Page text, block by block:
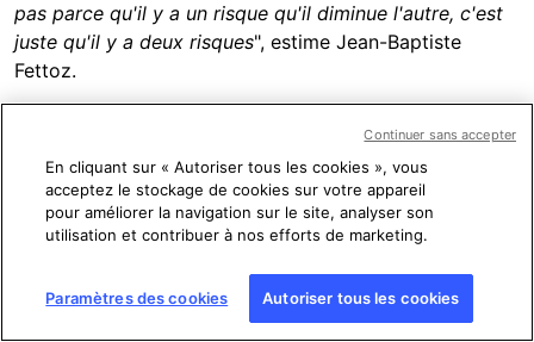
pas parce qu'il y a un risque qu'il diminue l'autre, c'est
juste qu'il y a deux risques", estime Jean-Baptiste
Fettoz.
Comme également déjà détaillé par l'AFP danscette
fiche , la hausse accélérée du niveau des mers en raison
du réchauffement climatique provoqué par l'activité
humaine est très régulièrement remise en cause par les
climatosceptiques.
Si le niveau des mers varie sur de grandes échelles de
En cliquant sur « Autoriser tous les cookies », vous
acceptez le stockage de cookies sur votre appareil
pour améliorer la navigation sur le site, analyser son
utilisation et contribuer à nos efforts de marketing.
Paramètres des cookies Autoriser tous les cookies
Continuer sans accepter